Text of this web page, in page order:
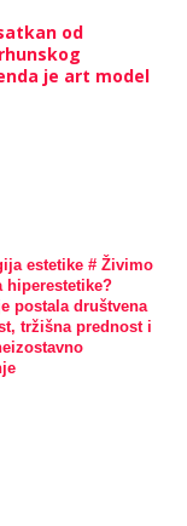
od
je art model
estetike # Živimo
hiperestetike?
postala društvena
tržišna prednost i